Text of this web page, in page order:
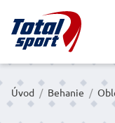
Úvod / Behanie /